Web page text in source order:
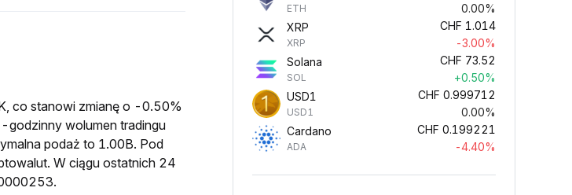
co stanowi zmianę o -0.50%
wolumen tradingu
podaż to 1.00B. Pod
W ciągu ostatnich 24
ETH
0.00%
XRP
XRP
CHF 1.014
-3.00%
Solana
SOL
CHF 73.52
+0.50%
USD1
USD1
CHF 0.999712
0.00%
Cardano
ADA
CHF 0.199221
-4.40%